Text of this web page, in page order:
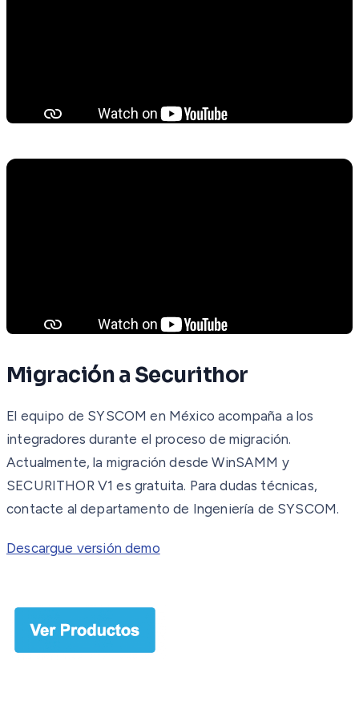
Migración a Securithor
El equipo de SYSCOM en México acompaña a los
integradores durante el proceso de migración.
Actualmente, la migración desde WinSAMM y
SECURITHOR V1 es gratuita. Para dudas técnicas,
contacte al departamento de Ingeniería de SYSCOM.
Descargue versión demo